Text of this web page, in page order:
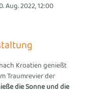
Aug. 2022, 12:00
Kroatien genießt
Traumrevier der
die Sonne und die